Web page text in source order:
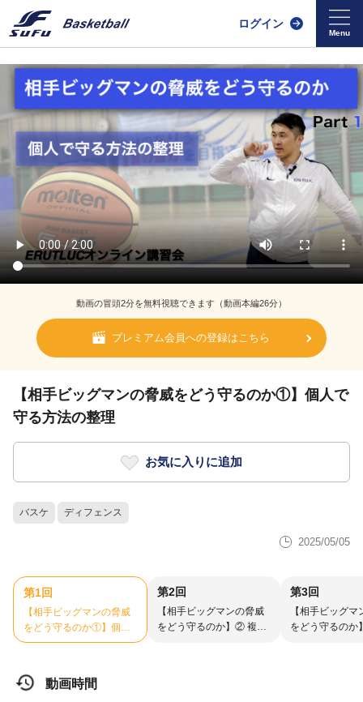
ログイン
動画の冒頭2分を無料視聴できます（動画本編26分）
プレミアム会員への登録はこちら
【相手ビッグマンの脅威をどう守るのか①】個人で
守る方法の整理
お気に入りに追加
バスケ ディフェンス
2025/05/05
第1回
【相手ビッグマンの脅威
をどう守るのか①】個人
で守る方法の整理
第2回
【相手ビッグマンの脅威
をどう守るのか】② 複数
第3回
【相手ビッグマ
をどう守るの
動画時間